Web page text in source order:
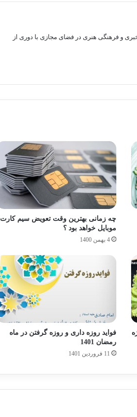
مطالب خبری و فرهنگی هنری در فضای مجازی با دوری از
چه زمانی بهترین وقت تعویض سیم کارت
موبایل خواهد بود ؟
4 بهمن 1400
فواید روزه داری و روزه گرفتن در ماه
رمضان 1401
11 فروردین 1401